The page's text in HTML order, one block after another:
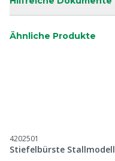
Ähnliche Produkte
4202501
Stiefelbürste Stallmodell